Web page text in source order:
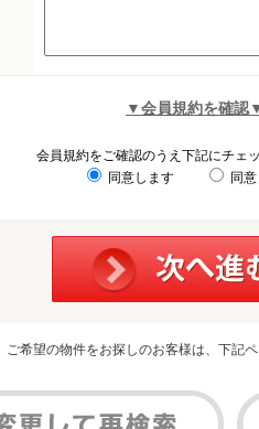
▼会員規約を確認
会員規約をご確認のうえ下記にチェ
同意します
同
ご希望の物件をお探しのお客様は、下記